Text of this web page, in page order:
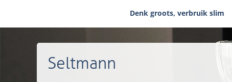
Denk groots, verbruik slim
Seltmann